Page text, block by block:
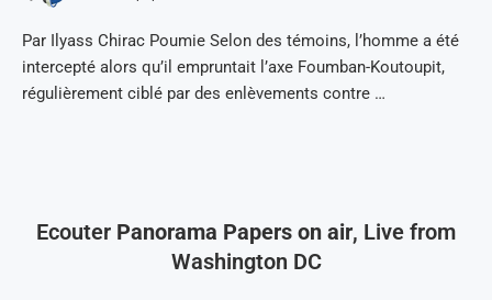
Par Ilyass Chirac Poumie Selon des témoins, l’homme a été
intercepté alors qu’il empruntait l’axe Foumban-Koutoupit,
régulièrement ciblé par des enlèvements contre …
Ecouter Panorama Papers on air, Live from
Washington DC